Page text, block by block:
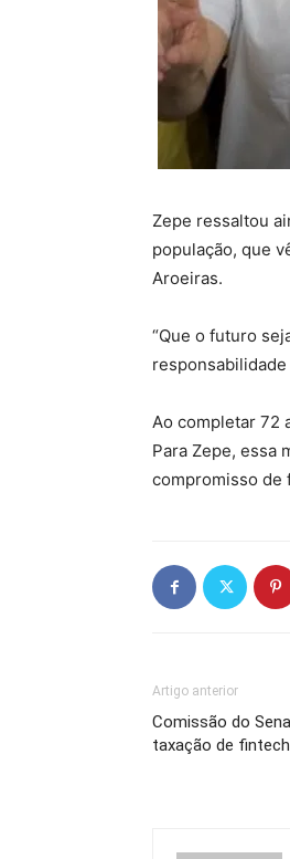
Zepe ressaltou
população, que
Aroeiras.
“Que o futuro
Ao completar 72
Para Zepe, essa
compromisso de
Artigo anterior
Comissão do
taxação de